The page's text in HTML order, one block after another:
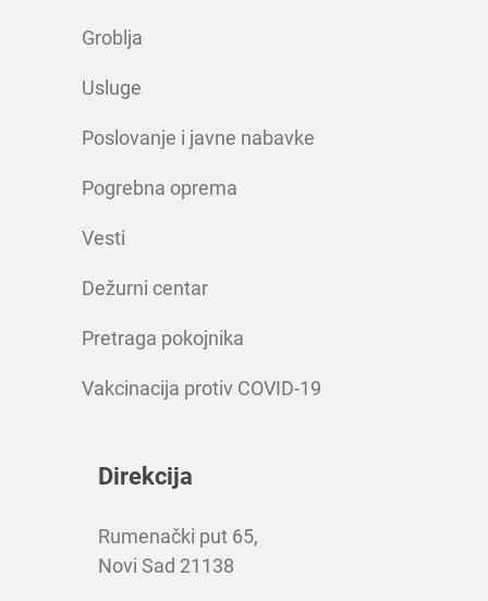
Groblja
Usluge
Poslovanje i javne nabavke
Pogrebna oprema
Vesti
Dežurni centar
Pretraga pokojnika
Vakcinacija protiv COVID-19
Direkcija
Rumenački put 65,
Novi Sad 21138